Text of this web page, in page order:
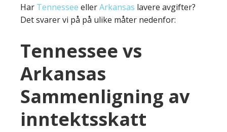
Har Tennessee ellerArkansas lavere avgifter?
Det svarer vi på på ulike måter nedenfor:
Tennessee vs
Arkansas
Sammenligning av
inntektsskatt